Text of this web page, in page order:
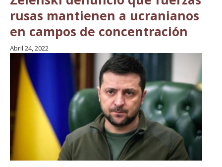
rusas mantienen a ucranianos
en campos de concentración
Abril 24, 2022